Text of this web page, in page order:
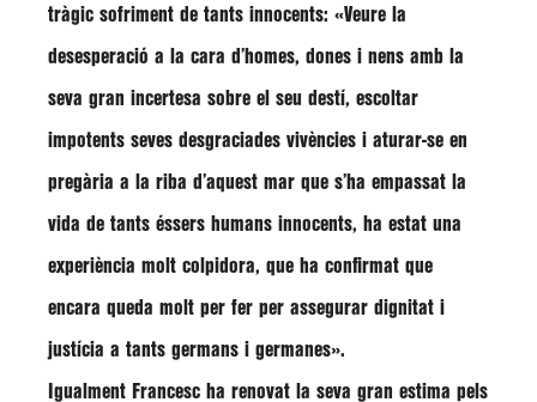
tràgic sofriment de tants innocents: «Veure la
desesperació a la cara d’homes, dones i nens amb la
seva gran incertesa sobre el seu destí, escoltar
impotents seves desgraciades vivències i aturar-se en
pregària a la riba d’aquest mar que s’ha empassat la
vida de tants éssers humans innocents, ha estat una
experiència molt colpidora, que ha confirmat que
encara queda molt per fer per assegurar dignitat i
justícia a tants germans i germanes».
Igualment Francesc ha renovat la seva gran estima pels